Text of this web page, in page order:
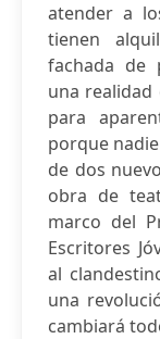
atender a
tienen
fachada de
una realidad
para
porque
de dos
obra de
marco del
Escritores
al
una
cambiará